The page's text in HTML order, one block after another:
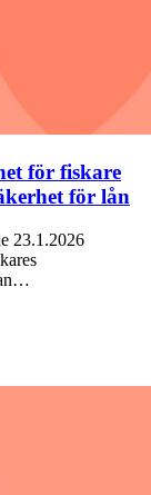
för fiskare
för lån
23.1.2026